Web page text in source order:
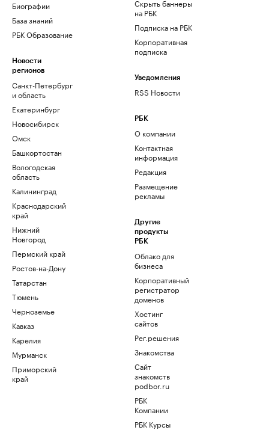
Биографии
База знаний
РБК Образование
Новости
регионов
Санкт-Петербург
и область
Екатеринбург
Новосибирск
Омск
Башкортостан
Вологодская
область
Калининград
Краснодарский
край
Нижний
Новгород
Пермский край
Ростов-на-Дону
Татарстан
Тюмень
Черноземье
Кавказ
Карелия
Мурманск
Приморский
край
Скрыть баннеры
на РБК
Подписка на РБК
Корпоративная
подписка
Уведомления
RSS Новости
РБК
О компании
Контактная
информация
Редакция
Размещение
рекламы
Другие
продукты
РБК
Облако для
бизнеса
Корпоративный
регистратор
доменов
Хостинг
сайтов
Рег.решения
Знакомства
Сайт
знакомств
podbor.ru
РБК
Компании
РБК Курсы